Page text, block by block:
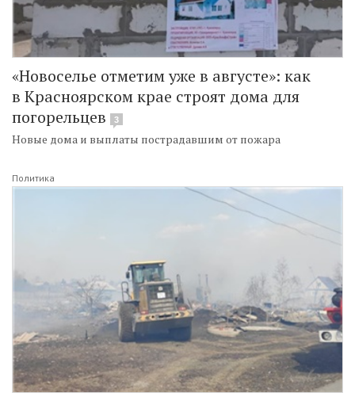
«Новоселье отметим уже в августе»: как
в Красноярском крае строят дома для
погорельцев
3
Новые дома и выплаты пострадавшим от пожара
Политика